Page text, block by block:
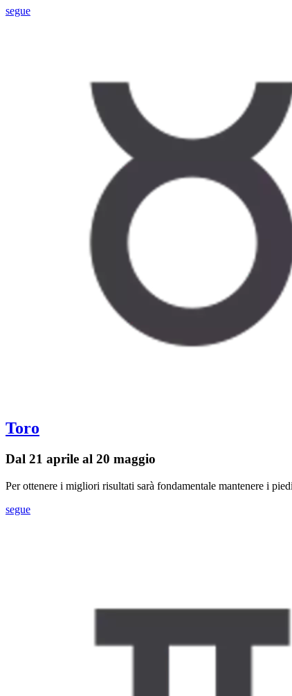
segue
Toro
Dal 21 aprile al 20 maggio
Per ottenere i migliori risultati sarà fondamentale mantenere i
segue